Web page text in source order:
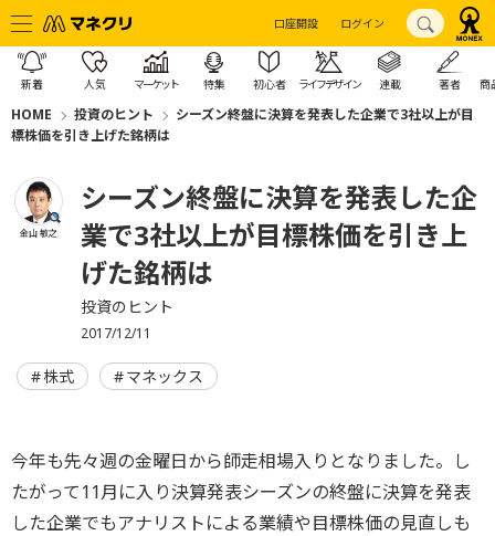
口座開設 ログイン
新着 人気 マーケット 特集 初心者 ライフデザイン 連載 著者 商
HOME 投資のヒント
シーズン終盤に決算を発表した企業で3社以上が目
標株価を引き上げた銘柄は
金山 敏之
シーズン終盤に決算を発表した企
業で3社以上が目標株価を引き上
げた銘柄は
投資のヒント
2017/12/11
株式 マネックス
今年も先々週の金曜日から師走相場入りとなりました。し
たがって11月に入り決算発表シーズンの終盤に決算を発表
した企業でもアナリストによる業績や目標株価の見直しも